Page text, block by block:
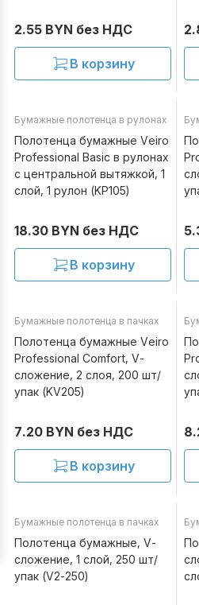
2.55 BYN без НДС
В корзину
В наличии
Бумажные полотенца в рулонах
Полотенца бумажные Veiro
Professional Basic в рулонах
с центральной вытяжкой, 1
слой, 1 рулон (KP105)
18.30 BYN без НДС
В корзину
В наличии
Бумажные полотенца в пачках
Полотенца бумажные Veiro
Professional Comfort, V-
сложение, 2 слоя, 200 шт/
упак (KV205)
7.20 BYN без НДС
В корзину
В наличии
Бумажные полотенца в пачках
Полотенца бумажные, V-
сложение, 1 слой, 250 шт/
упак (V2-250)